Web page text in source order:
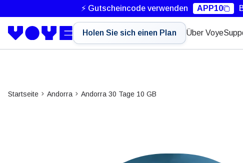
⚡ Gutscheincode verwenden APP10
Holen Sie sich einen Plan Über Voye
Startseite Andorra Andorra 30 Tage 10 GB